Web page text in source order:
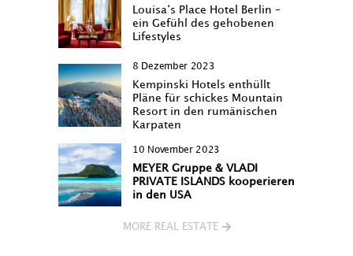
Louisa‘s Place Hotel Berlin –
ein Gefühl des gehobenen
Lifestyles
8 Dezember 2023
Kempinski Hotels enthüllt
Pläne für schickes Mountain
Resort in den rumänischen
Karpaten
10 November 2023
MEYER Gruppe & VLADI
PRIVATE ISLANDS kooperieren
in den USA
MORE REAL ESTATE